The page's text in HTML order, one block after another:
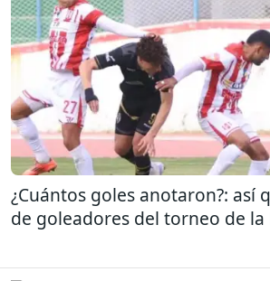
¿Cuántos goles anotaron?: así
de goleadores del torneo de la